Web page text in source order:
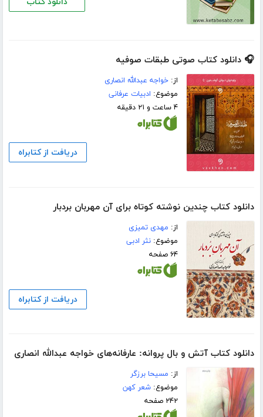
🎧 دانلود کتاب صوتی طبقات صوفیه
از:خواجه عبدالله انصاری
موضوع: ادبیات عرفانی
۴ ساعت و ۲۱ دقیقه
دریافت از کتابراه
دانلود کتاب چندین نوشته کوتاه برای آن مهربان بردبار
از: مهدی تمیزی
موضوع:نثر ادبی
۶۴ صفحه
دریافت از کتابراه
دانلود کتاب آتش و بال پروانه: عارفانه‌های خواجه عبدالله انصاری
از: مسیحا برزگر
موضوع:شعر کهن
۲۴۲ صفحه